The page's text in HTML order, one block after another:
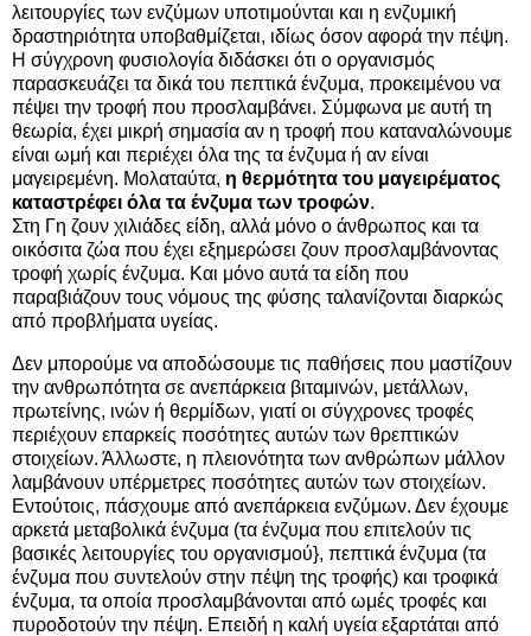
λειτουργίες των ενζύμων υποτιμούνται και η ενζυμική
δραστηριότητα υποβαθμίζεται, ιδίως όσον αφορά την πέψη.
Η σύγχρονη φυσιολογία διδάσκει ότι ο οργανισμός
παρασκευάζει τα δικά του πεπτικά ένζυμα, προκειμένου να
πέψει την τροφή που προσλαμβάνει. Σύμφωνα με αυτή τη
θεωρία, έχει μικρή σημασία αν η τροφή που καταναλώνουμε
είναι ωμή και περιέχει όλα της τα ένζυμα ή αν είναι
μαγειρεμένη. Μολαταύτα, η θερμότητα του μαγειρέματος
καταστρέφει όλα τα ένζυμα των τροφών.
Στη Γη ζουν χιλιάδες είδη, αλλά μόνο ο άνθρωπος και τα
οικόσιτα ζώα που έχει εξημερώσει ζουν προσλαμβάνοντας
τροφή χωρίς ένζυμα. Και μόνο αυτά τα είδη που
παραβιάζουν τους νόμους της φύσης ταλανίζονται διαρκώς
από προβλήματα υγείας.
Δεν μπορούμε να αποδώσουμε τις παθήσεις που μαστίζουν
την ανθρωπότητα σε ανεπάρκεια βιταμινών, μετάλλων,
πρωτείνης, ινών ή θερμίδων, γιατί οι σύγχρονες τροφές
περιέχουν επαρκείς ποσότητες αυτών των θρεπτικών
στοιχείων. Άλλωστε, η πλειονότητα των ανθρώπων μάλλον
λαμβάνουν υπέρμετρες ποσότητες αυτών των στοιχείων.
Εντούτοις, πάσχουμε από ανεπάρκεια ενζύμων. Δεν έχουμε
αρκετά μεταβολικά ένζυμα (τα ένζυμα που επιτελούν τις
βασικές λειτουργίες του οργανισμού}, πεπτικά ένζυμα (τα
ένζυμα που συντελούν στην πέψη της τροφής) και τροφικά
ένζυμα, τα οποία προσλαμβάνονται από ωμές τροφές και
πυροδοτούν την πέψη. Επειδή η καλή υγεία εξαρτάται από